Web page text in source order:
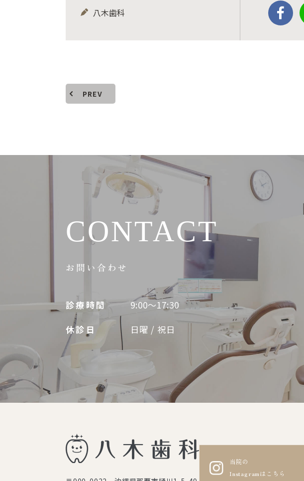
八木歯科
PREV
CONTACT
お問い合わせ
診療時間
9:00～17:30
休診日
日曜 / 祝日
当院の
Instagramはこちら